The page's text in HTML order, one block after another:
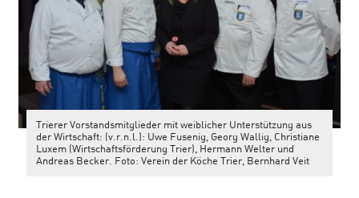
Trierer Vorstandsmitglieder mit weiblicher Unterstützung aus
der Wirtschaft: (v.r.n.l.): Uwe Fusenig, Georg Wallig, Christiane
Luxem (Wirtschaftsförderung Trier), Hermann Welter und
Andreas Becker. Foto: Verein der Köche Trier, Bernhard Veit